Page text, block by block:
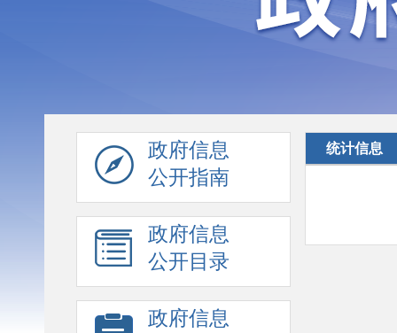
政府信息
公开指南
政府信息
公开目录
政府信息
统计信息